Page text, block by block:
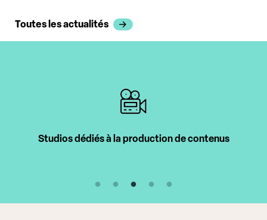
Toutes les actualités
Studios dédiés à la production de contenus